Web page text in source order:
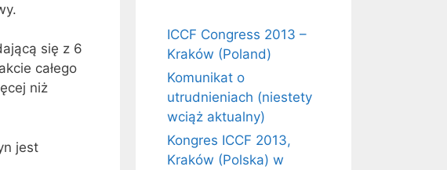
się z 6
całego
niż
jest
ICCF Congress 2013 –
Kraków (Poland)
Komunikat o
utrudnieniach (niestety
wciąż aktualny)
Kongres ICCF 2013,
Kraków (Polska) w